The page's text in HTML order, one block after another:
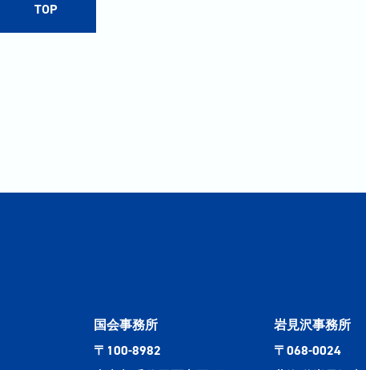
TOP
国会事務所
〒100-8982
岩見沢事務所
〒068-0024